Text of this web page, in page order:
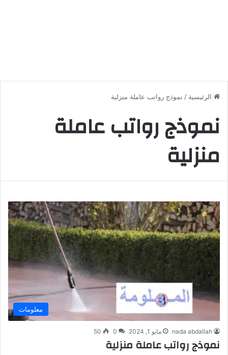
الرئيسية / نموذج رواتب عاملة منزلية
نموذج رواتب عاملة
منزلية
معلومات
nada abdallah مايو 1, 2024 0
50
نموذج رواتب عاملة منزلية